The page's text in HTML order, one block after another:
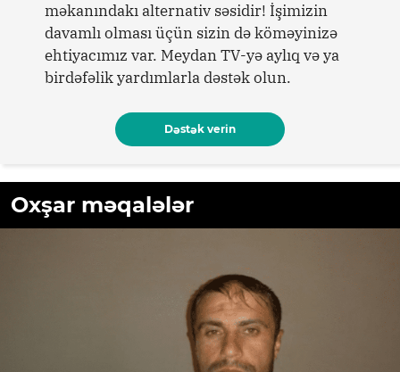
məkanındakı alternativ səsidir! İşimizin
davamlı olması üçün sizin də köməyinizə
ehtiyacımız var. Meydan TV-yə aylıq və ya
birdəfəlik yardımlarla dəstək olun.
Dəstək verin
Oxşar məqalələr